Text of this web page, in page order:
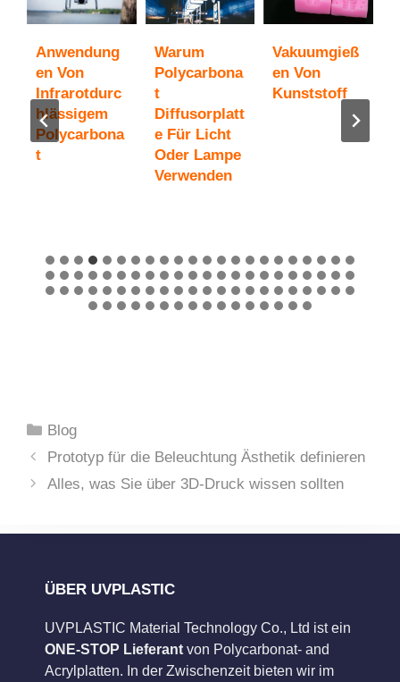
Anwendung
En Von
Infrarotdurc
Hlässigem
Polycarbona
T
Warum
Polycarbona
T
Diffusorplatt
E Für Licht
Oder Lampe
Verwenden
Vakuumgieß
En Von
Kunststoff
Kategorien
Blog
Prototyp für die Beleuchtung Ästhetik definieren
Alles, was Sie über 3D-Druck wissen sollten
ÜBER UVPLASTIC
UVPLASTIC Material Technology Co., Ltd ist ein
ONE-STOP Lieferant von Polycarbonat- and
Acrylplatten. In der Zwischenzeit bieten wir im